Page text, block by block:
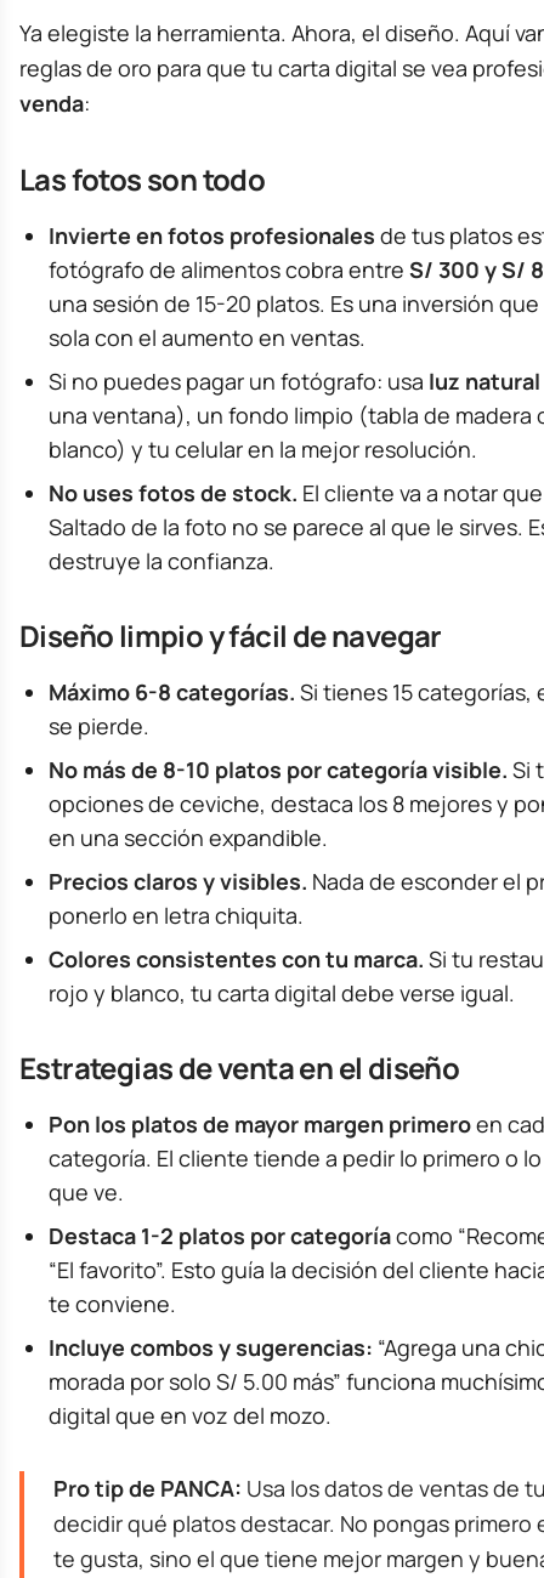
Ya elegiste la herramienta. Ahora, el diseño. Aquí
reglas de oro para que tu carta digital se vea
venda:
Las fotos son todo
Invierte en fotos profesionales de tus platos
fotógrafo de alimentos cobra entre S/ 300 y S/
una sesión de 15-20 platos. Es una inversión
sola con el aumento en ventas.
Si no puedes pagar un fotógrafo: usa luz natural
una ventana), un fondo limpio (tabla de madera
blanco) y tu celular en la mejor resolución.
No uses fotos de stock. El cliente va a notar
Saltado de la foto no se parece al que le sirves.
destruye la confianza.
Diseño limpio y fácil de navegar
Máximo 6-8 categorías. Si tienes 15 categorías,
se pierde.
No más de 8-10 platos por categoría visible. Si
opciones de ceviche, destaca los 8 mejores y
en una sección expandible.
Precios claros y visibles. Nada de esconder el
ponerlo en letra chiquita.
Colores consistentes con tu marca. Si tu
rojo y blanco, tu carta digital debe verse igual.
Estrategias de venta en el diseño
Pon los platos de mayor margen primeroen
categoría. El cliente tiende a pedir lo primero o
que ve.
Destaca 1-2 platos por categoríacomo
“El favorito”. Esto guía la decisión del cliente
te conviene.
Incluye combos y sugerencias: “Agrega una
morada por solo S/ 5.00 más” funciona
digital que en voz del mozo.
Pro tip de PANCA: Usa los datos de ventas de
decidir qué platos destacar. No pongas primero
te gusta, sino el que tiene mejor margen y